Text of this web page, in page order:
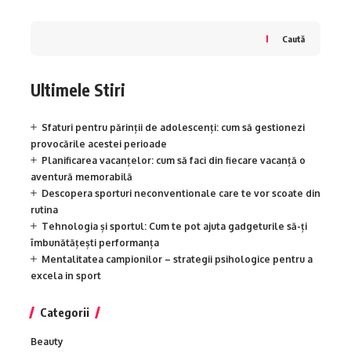
Caută
Ultimele Stiri
Sfaturi pentru părinții de adolescenți: cum să gestionezi
provocările acestei perioade
Planificarea vacanțelor: cum să faci din fiecare vacanță o
aventură memorabilă
Descopera sporturi neconventionale care te vor scoate din
rutina
Tehnologia și sportul: Cum te pot ajuta gadgeturile să-ți
îmbunătățești performanța
Mentalitatea campionilor – strategii psihologice pentru a
excela in sport
Categorii
Beauty